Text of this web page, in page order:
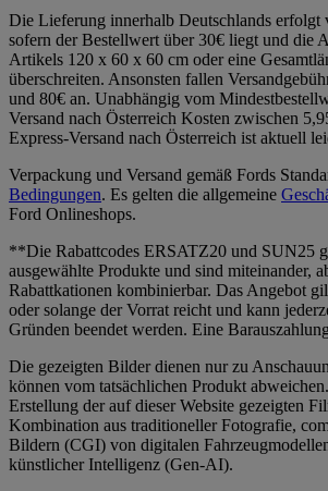
Die Lieferung innerhalb Deutschlands erfolgt
sofern der Bestellwert über 30€ liegt und die
Artikels 120 x 60 x 60 cm oder eine
überschreiten. Ansonsten fallen
und 80€ an. Unabhängig vom
Versand nach Österreich Kosten zwischen
Express-Versand nach Österreich ist aktuell
Verpackung und Versand gemäß Fords
Bedingungen. Es gelten die allgemeine
Ford Onlineshops.
**Die Rabattcodes ERSATZ20 und SUN25
ausgewählte Produkte und sind miteinander,
Rabattkationen kombinierbar. Das Angebot
oder solange der Vorrat reicht und kann
Gründen beendet werden. Eine
Die gezeigten Bilder dienen nur zu
können vom tatsächlichen Produkt
Erstellung der auf dieser Website gezeigten
Kombination aus traditioneller Fotografie,
Bildern (CGI) von digitalen
künstlicher Intelligenz (Gen-AI).